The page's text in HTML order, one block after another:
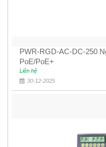
PWR-RGD-AC-DC-250
PoE/PoE+
Liên hệ
30-12-2025